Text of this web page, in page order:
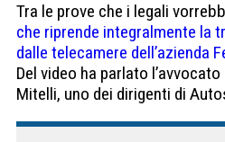
Tra le prove che i legali
che riprende integralmente la
dalle telecamere dell’azienda
Del video ha parlato
Mitelli, uno dei dirigenti di